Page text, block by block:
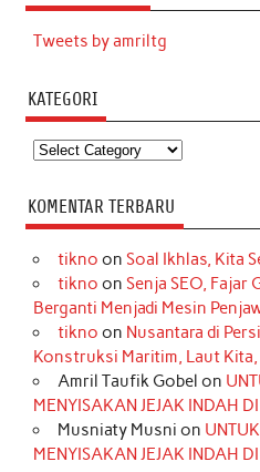
Tweets by amriltg
KATEGORI
Kategori
KOMENTAR TERBARU
tikno on Soal Ikhlas, Kita
tikno on Senja SEO, Fajar
Berganti Menjadi Mesin
tikno on Nusantara di
Konstruksi Maritim, Laut Kita,
Amril Taufik Gobel on
MENYISAKAN JEJAK INDAH
Musniaty Musni on
MENYISAKAN JEJAK INDAH